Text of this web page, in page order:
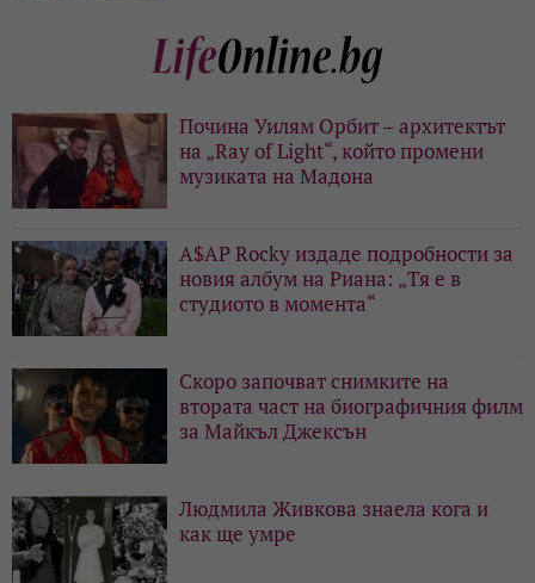
Почина Уилям Орбит – архитектът
на „Ray of Light“, който промени
музиката на Мадона
A$AP Rocky издаде подробности за
новия албум на Риана: „Тя е в
студиото в момента“
Скоро започват снимките на
втората част на биографичния филм
за Майкъл Джексън
Людмила Живкова знаела кога и
как ще умре